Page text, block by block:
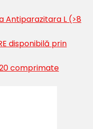
Antiparazitara L (>8
disponibilă prin
comprimate